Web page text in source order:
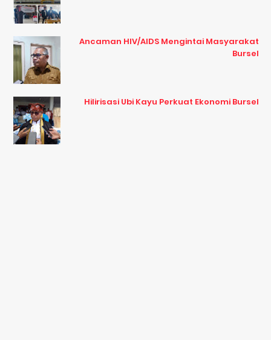
Ancaman HIV/AIDS Mengintai Masyarakat
Bursel
Hilirisasi Ubi Kayu Perkuat Ekonomi Bursel